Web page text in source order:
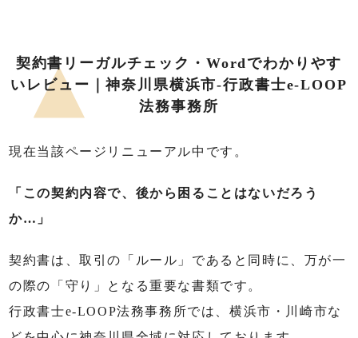
契約書リーガルチェック・Wordでわかりやす
いレビュー｜神奈川県横浜市-行政書士e-LOOP
法務事務所
現在当該ページリニューアル中です。
「この契約内容で、後から困ることはないだろう
か…」
契約書は、取引の「ルール」であると同時に、万が一
の際の「守り」となる重要な書類です。
行政書士e-LOOP法務事務所では、横浜市・川崎市な